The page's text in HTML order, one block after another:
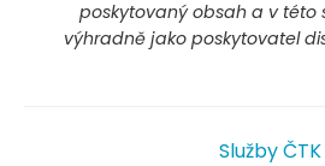
poskytovaný obsah a v této
výhradně jako poskytovatel
Služby ČTK